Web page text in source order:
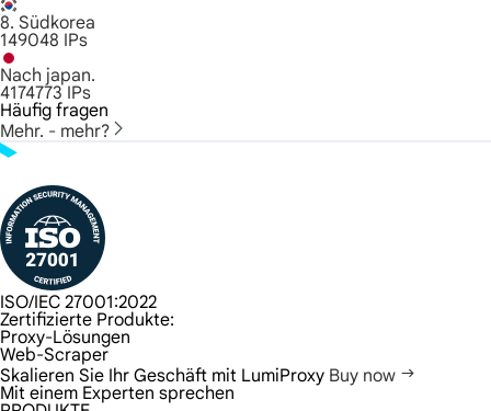
8. Südkorea
149048 IPs
Nach japan.
4174773 IPs
Häufig fragen
Mehr. - mehr?
ISO/IEC 27001:2022
Zertifizierte Produkte:
Proxy-Lösungen
Web-Scraper
Skalieren Sie Ihr Geschäft mit LumiProxy Buy now
Mit einem Experten sprechen